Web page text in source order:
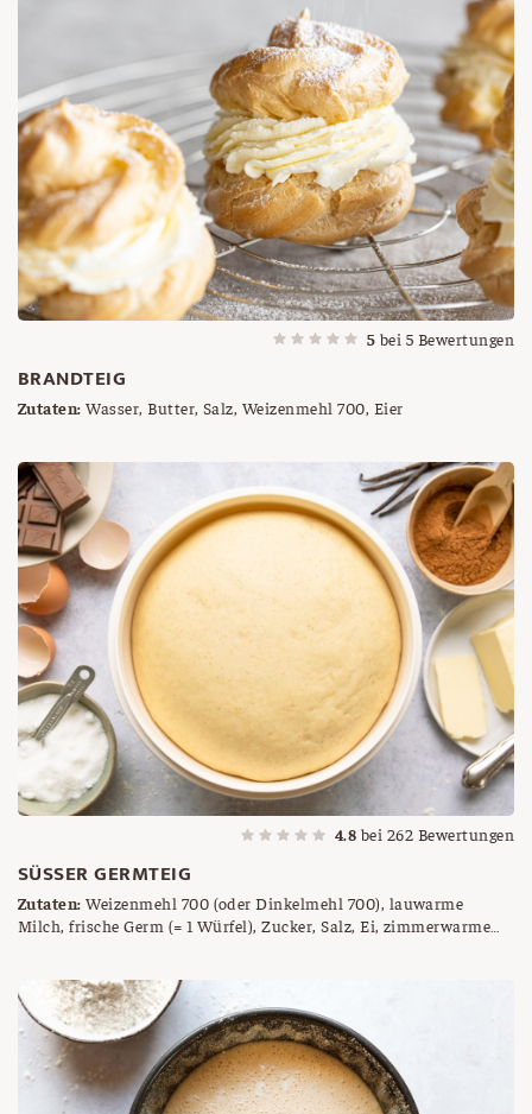
5 bei 5 Bewertungen
BRANDTEIG
Zutaten: Wasser, Butter, Salz, Weizenmehl 700, Eier
4.8 bei 262 Bewertungen
SÜSSER GERMTEIG
Zutaten: Weizenmehl 700 (oder Dinkelmehl 700), lauwarme
Milch, frische Germ (= 1 Würfel), Zucker, Salz, Ei, zimmerwarme